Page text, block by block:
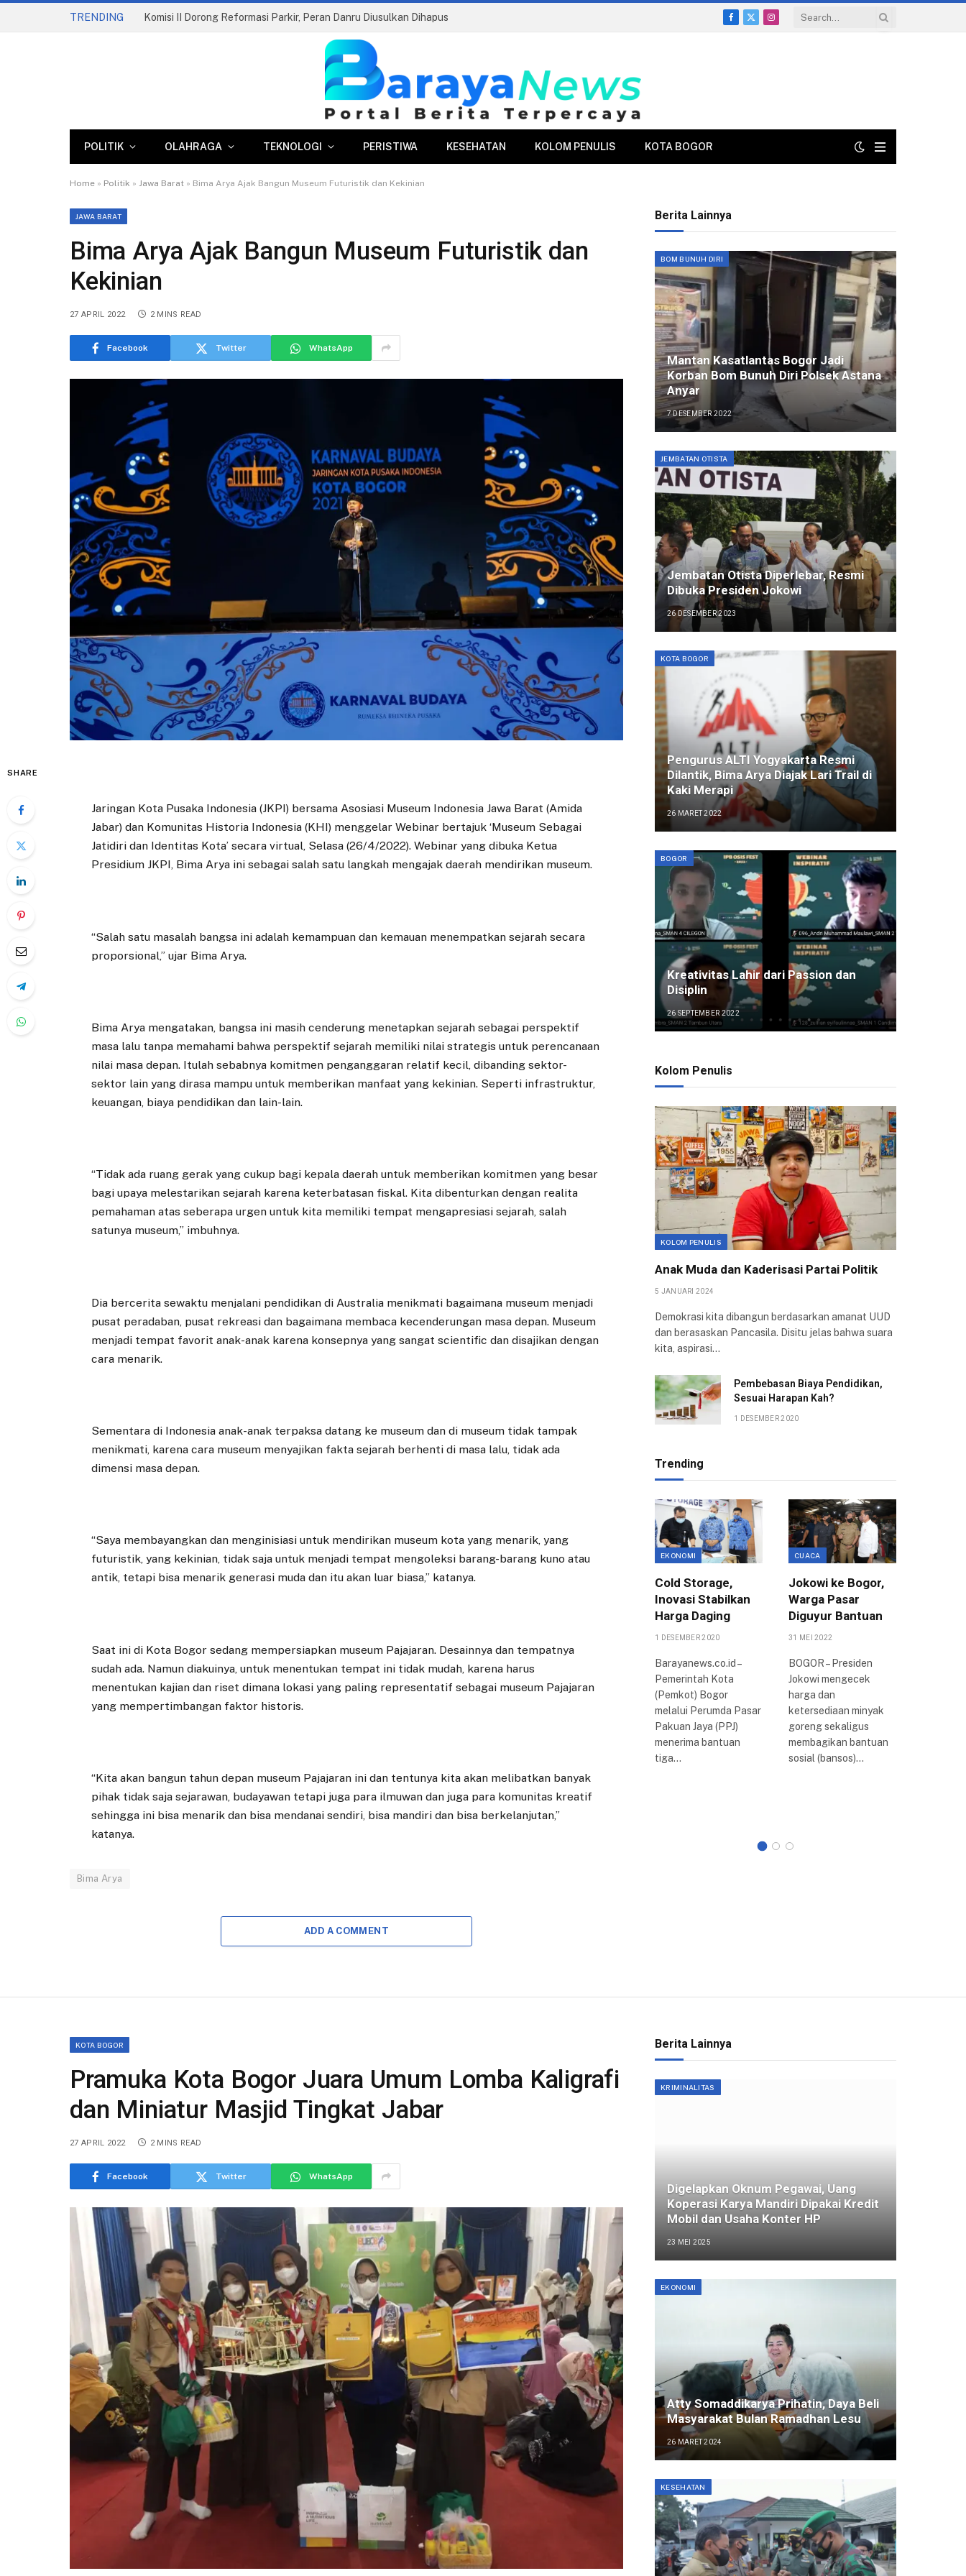
TRENDING Komisi II Dorong Reformasi Parkir, Peran Danru Diusulkan Dihapus
Facebook
X
Instagram
POLITIK OLAHRAGA TEKNOLOGI PERISTIWA KESEHATAN KOLOM PENULIS KOTA BOGOR
Home » Politik » Jawa Barat » Bima Arya Ajak Bangun Museum Futuristik dan Kekinian
JAWA BARAT
Bima Arya Ajak Bangun Museum Futuristik dan
Kekinian
27 APRIL 2022 2 MINS READ
Facebook Twitter WhatsApp
SHARE
Jaringan Kota Pusaka Indonesia (JKPI) bersama Asosiasi Museum Indonesia Jawa Barat (Amida
Jabar) dan Komunitas Historia Indonesia (KHI) menggelar Webinar bertajuk ‘Museum Sebagai
Jatidiri dan Identitas Kota’ secara virtual, Selasa (26/4/2022). Webinar yang dibuka Ketua
Presidium JKPI, Bima Arya ini sebagai salah satu langkah mengajak daerah mendirikan museum.
“Salah satu masalah bangsa ini adalah kemampuan dan kemauan menempatkan sejarah secara
proporsional,” ujar Bima Arya.
Bima Arya mengatakan, bangsa ini masih cenderung menetapkan sejarah sebagai perspektif
masa lalu tanpa memahami bahwa perspektif sejarah memiliki nilai strategis untuk perencanaan
nilai masa depan. Itulah sebabnya komitmen penganggaran relatif kecil, dibanding sektor-
sektor lain yang dirasa mampu untuk memberikan manfaat yang kekinian. Seperti infrastruktur,
keuangan, biaya pendidikan dan lain-lain.
“Tidak ada ruang gerak yang cukup bagi kepala daerah untuk memberikan komitmen yang besar
bagi upaya melestarikan sejarah karena keterbatasan fiskal. Kita dibenturkan dengan realita
pemahaman atas seberapa urgen untuk kita memiliki tempat mengapresiasi sejarah, salah
satunya museum,” imbuhnya.
Dia bercerita sewaktu menjalani pendidikan di Australia menikmati bagaimana museum menjadi
pusat peradaban, pusat rekreasi dan bagaimana membaca kecenderungan masa depan. Museum
menjadi tempat favorit anak-anak karena konsepnya yang sangat scientific dan disajikan dengan
cara menarik.
Sementara di Indonesia anak-anak terpaksa datang ke museum dan di museum tidak tampak
menikmati, karena cara museum menyajikan fakta sejarah berhenti di masa lalu, tidak ada
dimensi masa depan.
“Saya membayangkan dan menginisiasi untuk mendirikan museum kota yang menarik, yang
futuristik, yang kekinian, tidak saja untuk menjadi tempat mengoleksi barang-barang kuno atau
antik, tetapi bisa menarik generasi muda dan itu akan luar biasa,” katanya.
Saat ini di Kota Bogor sedang mempersiapkan museum Pajajaran. Desainnya dan tempatnya
sudah ada. Namun diakuinya, untuk menentukan tempat ini tidak mudah, karena harus
menentukan kajian dan riset dimana lokasi yang paling representatif sebagai museum Pajajaran
yang mempertimbangan faktor historis.
“Kita akan bangun tahun depan museum Pajajaran ini dan tentunya kita akan melibatkan banyak
pihak tidak saja sejarawan, budayawan tetapi juga para ilmuwan dan juga para komunitas kreatif
sehingga ini bisa menarik dan bisa mendanai sendiri, bisa mandiri dan bisa berkelanjutan,”
katanya.
Bima Arya
ADD A COMMENT
Berita Lainnya
BOM BUNUH DIRI
Mantan Kasatlantas Bogor Jadi
Korban Bom Bunuh Diri Polsek Astana
Anyar
7 DESEMBER 2022
JEMBATAN OTISTA
Jembatan Otista Diperlebar, Resmi
Dibuka Presiden Jokowi
26 DESEMBER 2023
KOTA BOGOR
Pengurus ALTI Yogyakarta Resmi
Dilantik, Bima Arya Diajak Lari Trail di
Kaki Merapi
26 MARET 2022
BOGOR
Kreativitas Lahir dari Passion dan
Disiplin
26 SEPTEMBER 2022
Kolom Penulis
KOLOM PENULIS
Anak Muda dan Kaderisasi Partai Politik
5 JANUARI 2024
Demokrasi kita dibangun berdasarkan amanat UUD
dan berasaskan Pancasila. Disitu jelas bahwa suara
kita, aspirasi…
Pembebasan Biaya Pendidikan,
Sesuai Harapan Kah?
1 DESEMBER 2020
Trending
EKONOMI
Dedie Rachim
Perempuan
20 MEI 2025
BOGOR – Wali Kota
dan kemandirian
ekonomi…
DAERAH
transportasi Trem di
EKONOMI
Cold Storage,
Inovasi Stabilkan
Harga Daging
1 DESEMBER 2020
Barayanews.co.id –
Pemerintah Kota
(Pemkot) Bogor
melalui Perumda Pasar
Pakuan Jaya (PPJ)
menerima bantuan
tiga…
CUACA
Jokowi ke Bogor,
Warga Pasar
Diguyur Bantuan
31 MEI 2022
BOGOR – Presiden
Jokowi mengecek
harga dan
ketersediaan minyak
goreng sekaligus
membagikan bantuan
sosial (bansos)…
KOTA BOGOR
Pramuka Kota Bogor Juara Umum Lomba Kaligrafi
dan Miniatur Masjid Tingkat Jabar
27 APRIL 2022 2 MINS READ
Facebook Twitter WhatsApp
Berita Lainnya
KRIMINALITAS
Digelapkan Oknum Pegawai, Uang
Koperasi Karya Mandiri Dipakai Kredit
Mobil dan Usaha Konter HP
23 MEI 2025
EKONOMI
Atty Somaddikarya Prihatin, Daya Beli
Masyarakat Bulan Ramadhan Lesu
26 MARET 2024
KESEHATAN